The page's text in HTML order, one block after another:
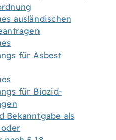
ausländischen
für Asbest
für Biozid-
Bekanntgabe als